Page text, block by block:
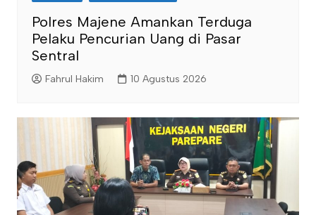
Polres Majene Amankan Terduga
Pelaku Pencurian Uang di Pasar
Sentral
Fahrul Hakim 10 Agustus 2026